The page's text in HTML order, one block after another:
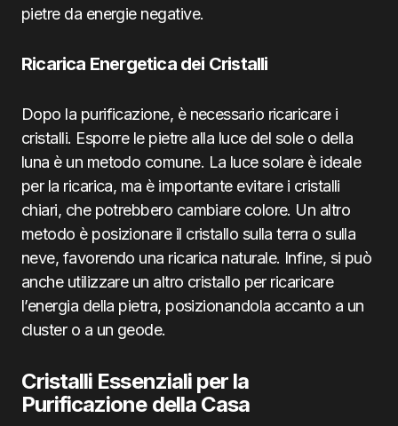
pietre da energie negative.
Ricarica Energetica dei Cristalli
Dopo la purificazione, è necessario ricaricare i
cristalli. Esporre le pietre alla luce del sole o della
luna è un metodo comune. La luce solare è ideale
per la ricarica, ma è importante evitare i cristalli
chiari, che potrebbero cambiare colore. Un altro
metodo è posizionare il cristallo sulla terra o sulla
neve, favorendo una ricarica naturale. Infine, si può
anche utilizzare un altro cristallo per ricaricare
l’energia della pietra, posizionandola accanto a un
cluster o a un geode.
Cristalli Essenziali per la
Purificazione della Casa